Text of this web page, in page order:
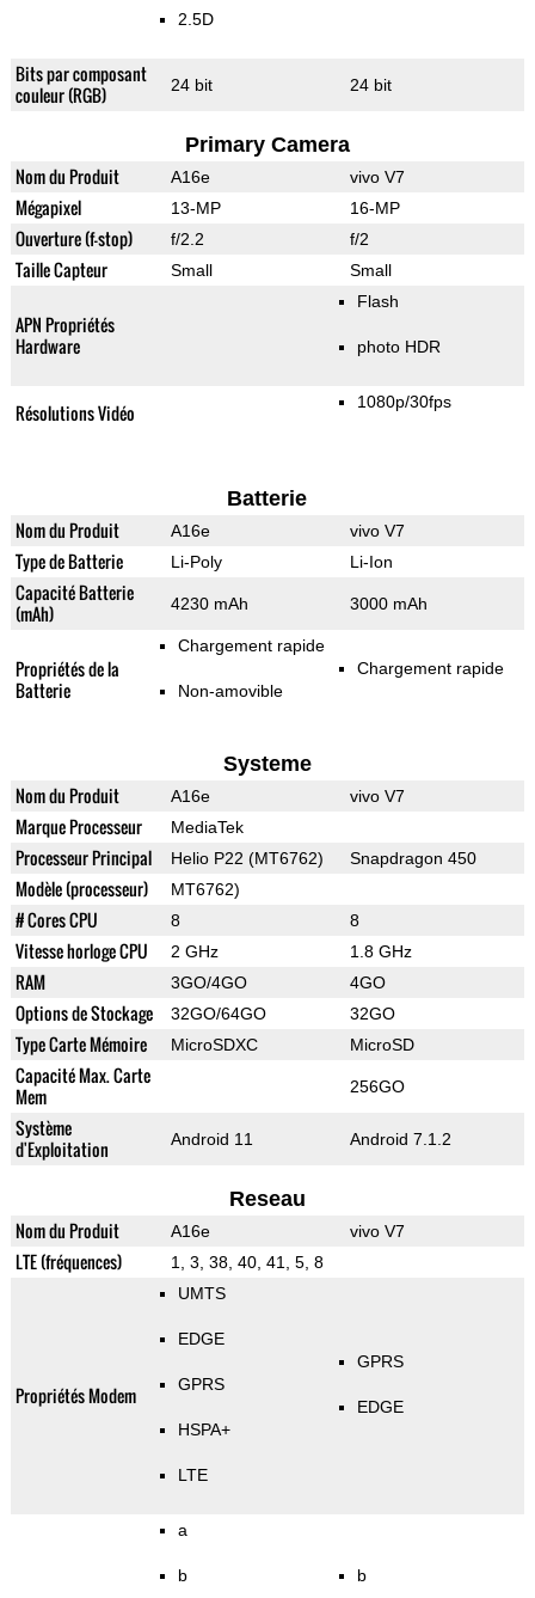
2.5D
Bits par composant
couleur (RGB)
24 bit 24 bit
Primary Camera
Nom du Produit A16e vivo V7
Mégapixel 13-MP 16-MP
Ouverture (f-stop) f/2.2 f/2
Taille Capteur Small Small
APN Propriétés
Hardware
Flash
photo HDR
Résolutions Vidéo 1080p/30fps
Batterie
Nom du Produit A16e vivo V7
Type de Batterie Li-Poly Li-Ion
Capacité Batterie
(mAh)
4230 mAh 3000 mAh
Propriétés de la
Batterie
Chargement rapide
Non-amovible
Chargement rapide
Systeme
Nom du Produit A16e vivo V7
Marque Processeur MediaTek
Processeur Principal Helio P22 (MT6762) Snapdragon 450
Modèle (processeur) MT6762)
# Cores CPU 8 8
Vitesse horloge CPU 2 GHz 1.8 GHz
RAM 3GO/4GO 4GO
Options de Stockage 32GO/64GO 32GO
Type Carte Mémoire MicroSDXC MicroSD
Capacité Max. Carte
Mem
256GO
Système
d'Exploitation
Android 11 Android 7.1.2
Reseau
Nom du Produit A16e vivo V7
LTE (fréquences) 1, 3, 38, 40, 41, 5, 8
Propriétés Modem
UMTS
EDGE
GPRS
HSPA+
LTE
GPRS
EDGE
a
b b